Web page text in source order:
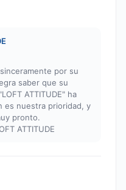
por su
saber que su
ATTITUDE" ha
es nuestra prioridad, y
pronto.
ATTITUDE